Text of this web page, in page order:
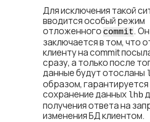
Для исключения такой
вводится особый режим
отложенного commit. Он
заключается в том, что
клиенту на commit
сразу, а только после
данные будут отосланы
образом, гарантируется
сохранение данных lhb
получения ответа на
изменения БД клиентом.